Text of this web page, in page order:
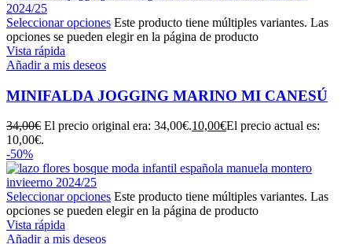
Seleccionar opciones Este producto tiene múltiples variantes. Las
opciones se pueden elegir en la página de producto
Vista rápida
Añadir a mis deseos
MINIFALDA JOGGING MARINO MI CANESÚ
34,00€ El precio original era: 34,00€.10,00€El precio actual es:
10,00€.
-50%
Seleccionar opciones Este producto tiene múltiples variantes. Las
opciones se pueden elegir en la página de producto
Vista rápida
Añadir a mis deseos